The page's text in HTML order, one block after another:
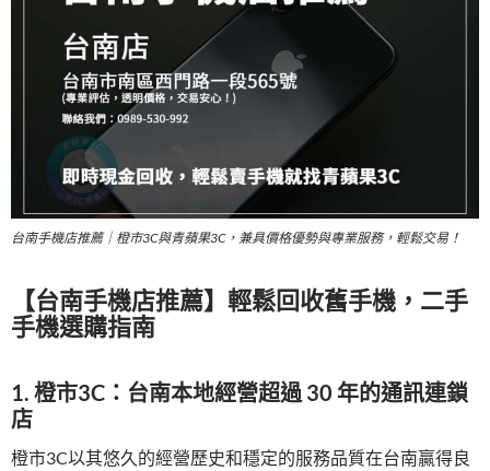
台南手機店推薦｜橙市3C與青蘋果3C，兼具價格優勢與專業服務，輕鬆交易！
【台南手機店推薦】輕鬆回收舊手機，二手
手機選購指南
1. 橙市3C：台南本地經營超過 30 年的通訊連鎖
店
橙市3C以其悠久的經營歷史和穩定的服務品質在台南贏得良